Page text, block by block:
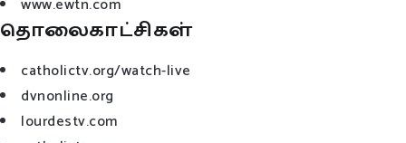
தொலைகாட்சிகள்
catholictv.org/watch-live
dvnonline.org
lourdestv.com